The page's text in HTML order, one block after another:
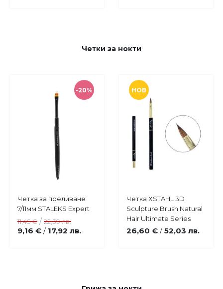
Четки за нокти
-20%
Добави
в
любими
Четка за преливане
7/11мм STALEKS Expert
9,16 € / 17,92 лв.
11,45 € /22,39 лв.
НОВ
Добави
в
любими
Купи
Четка XSTAHL 3D
Sculpture Brush Natural
Hair Ultimate Series
26,60 € / 52,03 лв.